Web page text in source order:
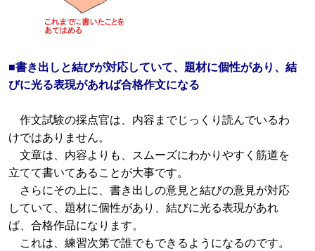
■書き出しと結びが対応していて、題材に個性があり、結
びに光る表現があれば合格作文になる
作文試験の採点官は、内容までじっくり読んでいるわ
けではありません。
文章は、内容よりも、スムーズにわかりやすく筋道を
立てて書いてあることが大事です。
さらにその上に、書き出しの意見と結びの意見が対応
していて、題材に個性があり、結びに光る表現があれ
ば、合格作品になります。
これは、練習次第で誰でもできるようになるのです。